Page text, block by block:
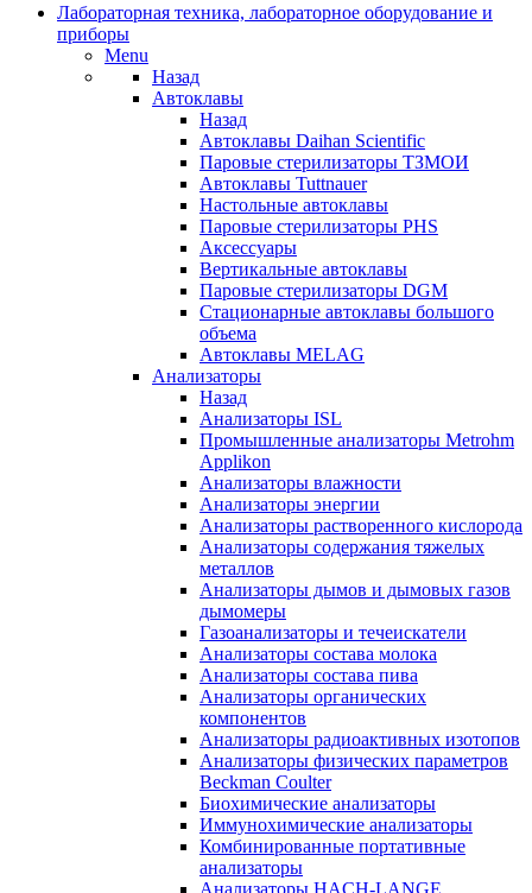
Лабораторная техника, лабораторное оборудование и
приборы
Menu
Назад
Автоклавы
Назад
Автоклавы Daihan Scientific
Паровые стерилизаторы ТЗМОИ
Автоклавы Tuttnauer
Наcтольные автоклавы
Паровые стерилизаторы PHS
Аксессуары
Вертикальные автоклавы
Паровые стерилизаторы DGM
Стационарные автоклавы большого
объема
Автоклавы MELAG
Анализаторы
Назад
Анализаторы ISL
Промышленные анализаторы Metrohm
Applikon
Анализаторы влажности
Анализаторы энергии
Анализаторы растворенного кислорода
Анализаторы содержания тяжелых
металлов
Анализаторы дымов и дымовых газов
дымомеры
Газоанализаторы и течеискатели
Анализаторы состава молока
Анализаторы состава пива
Анализаторы органических
компонентов
Анализаторы радиоактивных изотопов
Анализаторы физических параметров
Beckman Coulter
Биохимические анализаторы
Иммунохимические анализаторы
Комбинированные портативные
анализаторы
Анализаторы HACH-LANGE